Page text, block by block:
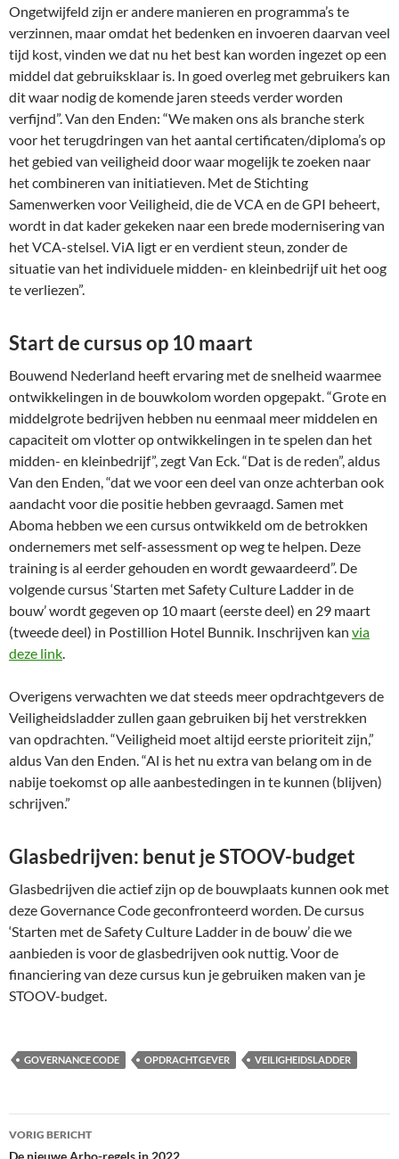
Ongetwijfeld zijn er andere manieren en programma’s te
verzinnen, maar omdat het bedenken en invoeren daarvan veel
tijd kost, vinden we dat nu het best kan worden ingezet op een
middel dat gebruiksklaar is. In goed overleg met gebruikers kan
dit waar nodig de komende jaren steeds verder worden
verfijnd”. Van den Enden: “We maken ons als branche sterk
voor het terugdringen van het aantal certificaten/diploma’s op
het gebied van veiligheid door waar mogelijk te zoeken naar
het combineren van initiatieven. Met de Stichting
Samenwerken voor Veiligheid, die de VCA en de GPI beheert,
wordt in dat kader gekeken naar een brede modernisering van
het VCA-stelsel. ViA ligt er en verdient steun, zonder de
situatie van het individuele midden- en kleinbedrijf uit het oog
te verliezen”.
Start de cursus op 10 maart
Bouwend Nederland heeft ervaring met de snelheid waarmee
ontwikkelingen in de bouwkolom worden opgepakt. “Grote en
middelgrote bedrijven hebben nu eenmaal meer middelen en
capaciteit om vlotter op ontwikkelingen in te spelen dan het
midden- en kleinbedrijf”, zegt Van Eck. “Dat is de reden”, aldus
Van den Enden, “dat we voor een deel van onze achterban ook
aandacht voor die positie hebben gevraagd. Samen met
Aboma hebben we een cursus ontwikkeld om de betrokken
ondernemers met self-assessment op weg te helpen. Deze
training is al eerder gehouden en wordt gewaardeerd”. De
volgende cursus ‘Starten met Safety Culture Ladder in de
bouw’ wordt gegeven op 10 maart (eerste deel) en 29 maart
(tweede deel) in Postillion Hotel Bunnik. Inschrijven kan via
deze link.
Overigens verwachten we dat steeds meer opdrachtgevers de
Veiligheidsladder zullen gaan gebruiken bij het verstrekken
van opdrachten. “Veiligheid moet altijd eerste prioriteit zijn,”
aldus Van den Enden. “Al is het nu extra van belang om in de
nabije toekomst op alle aanbestedingen in te kunnen (blijven)
schrijven.”
Glasbedrijven: benut je STOOV-budget
Glasbedrijven die actief zijn op de bouwplaats kunnen ook met
deze Governance Code geconfronteerd worden. De cursus
‘Starten met de Safety Culture Ladder in de bouw’ die we
aanbieden is voor de glasbedrijven ook nuttig. Voor de
financiering van deze cursus kun je gebruiken maken van je
STOOV-budget.
GOVERNANCE CODE OPDRACHTGEVER VEILIGHEIDSLADDER
Bericht
VORIG BERICHT